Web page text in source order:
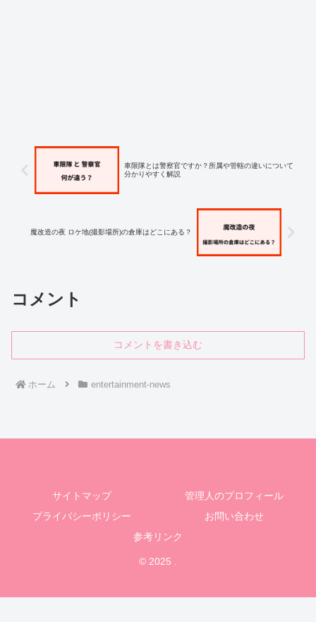
車限隊とは警察官ですか？所属や管轄の違いについて
分かりやすく解説
魔改造の夜 ロケ地(撮影場所)の倉庫はどこにある？
コメント
コメントを書き込む
ホーム entertainment-news
サイトマップ
管理人のプロフィール
プライバシーポリシー
お問い合わせ
参考リンク
© 2025 .